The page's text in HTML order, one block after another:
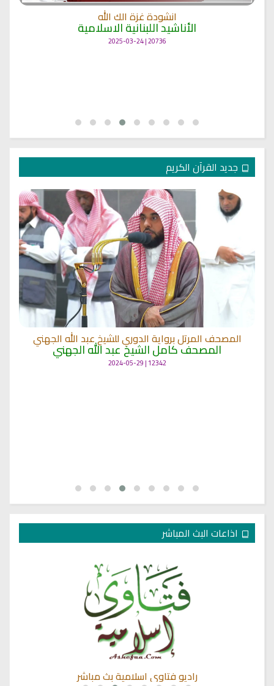
انشودة غزة الك الله
الأناشيد اللبنانية الاسلامية
20736 | 2025-03-24
جديد القرآن الكريم
المصحف المرتل برواية الدوري للشيخ عبد الله الجهني
المصحف كامل الشيخ عبد الله الجهني
12342 | 2024-05-29
اذاعات البث المباشر
راديو فتاوى اسلامية بث مباشر